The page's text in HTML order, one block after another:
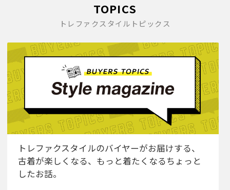
TOPICS
トレファクスタイルトピックス
トレファクスタイルのバイヤーがお届けする、
古着が楽しくなる、もっと着たくなるちょっと
したお話。